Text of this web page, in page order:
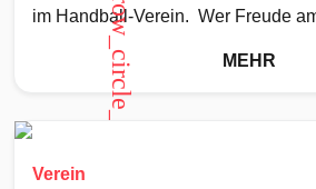
im Handball-Verein. Wer Freude
arrow_circle_up MEHR
Verein